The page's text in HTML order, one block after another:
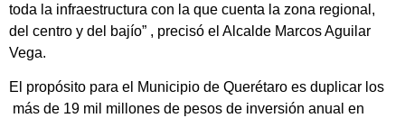
toda la infraestructura con la que cuenta la zona regional,
del centro y del bajío” , precisó el Alcalde Marcos Aguilar
Vega.
El propósito para el Municipio de Querétaro es duplicar los
más de 19 mil millones de pesos de inversión anual en